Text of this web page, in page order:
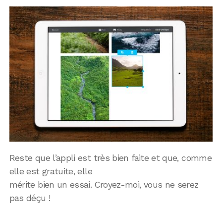
Reste que l’appli est très bien faite et que, comme
elle est gratuite, elle
mérite bien un essai. Croyez-moi, vous ne serez
pas déçu !